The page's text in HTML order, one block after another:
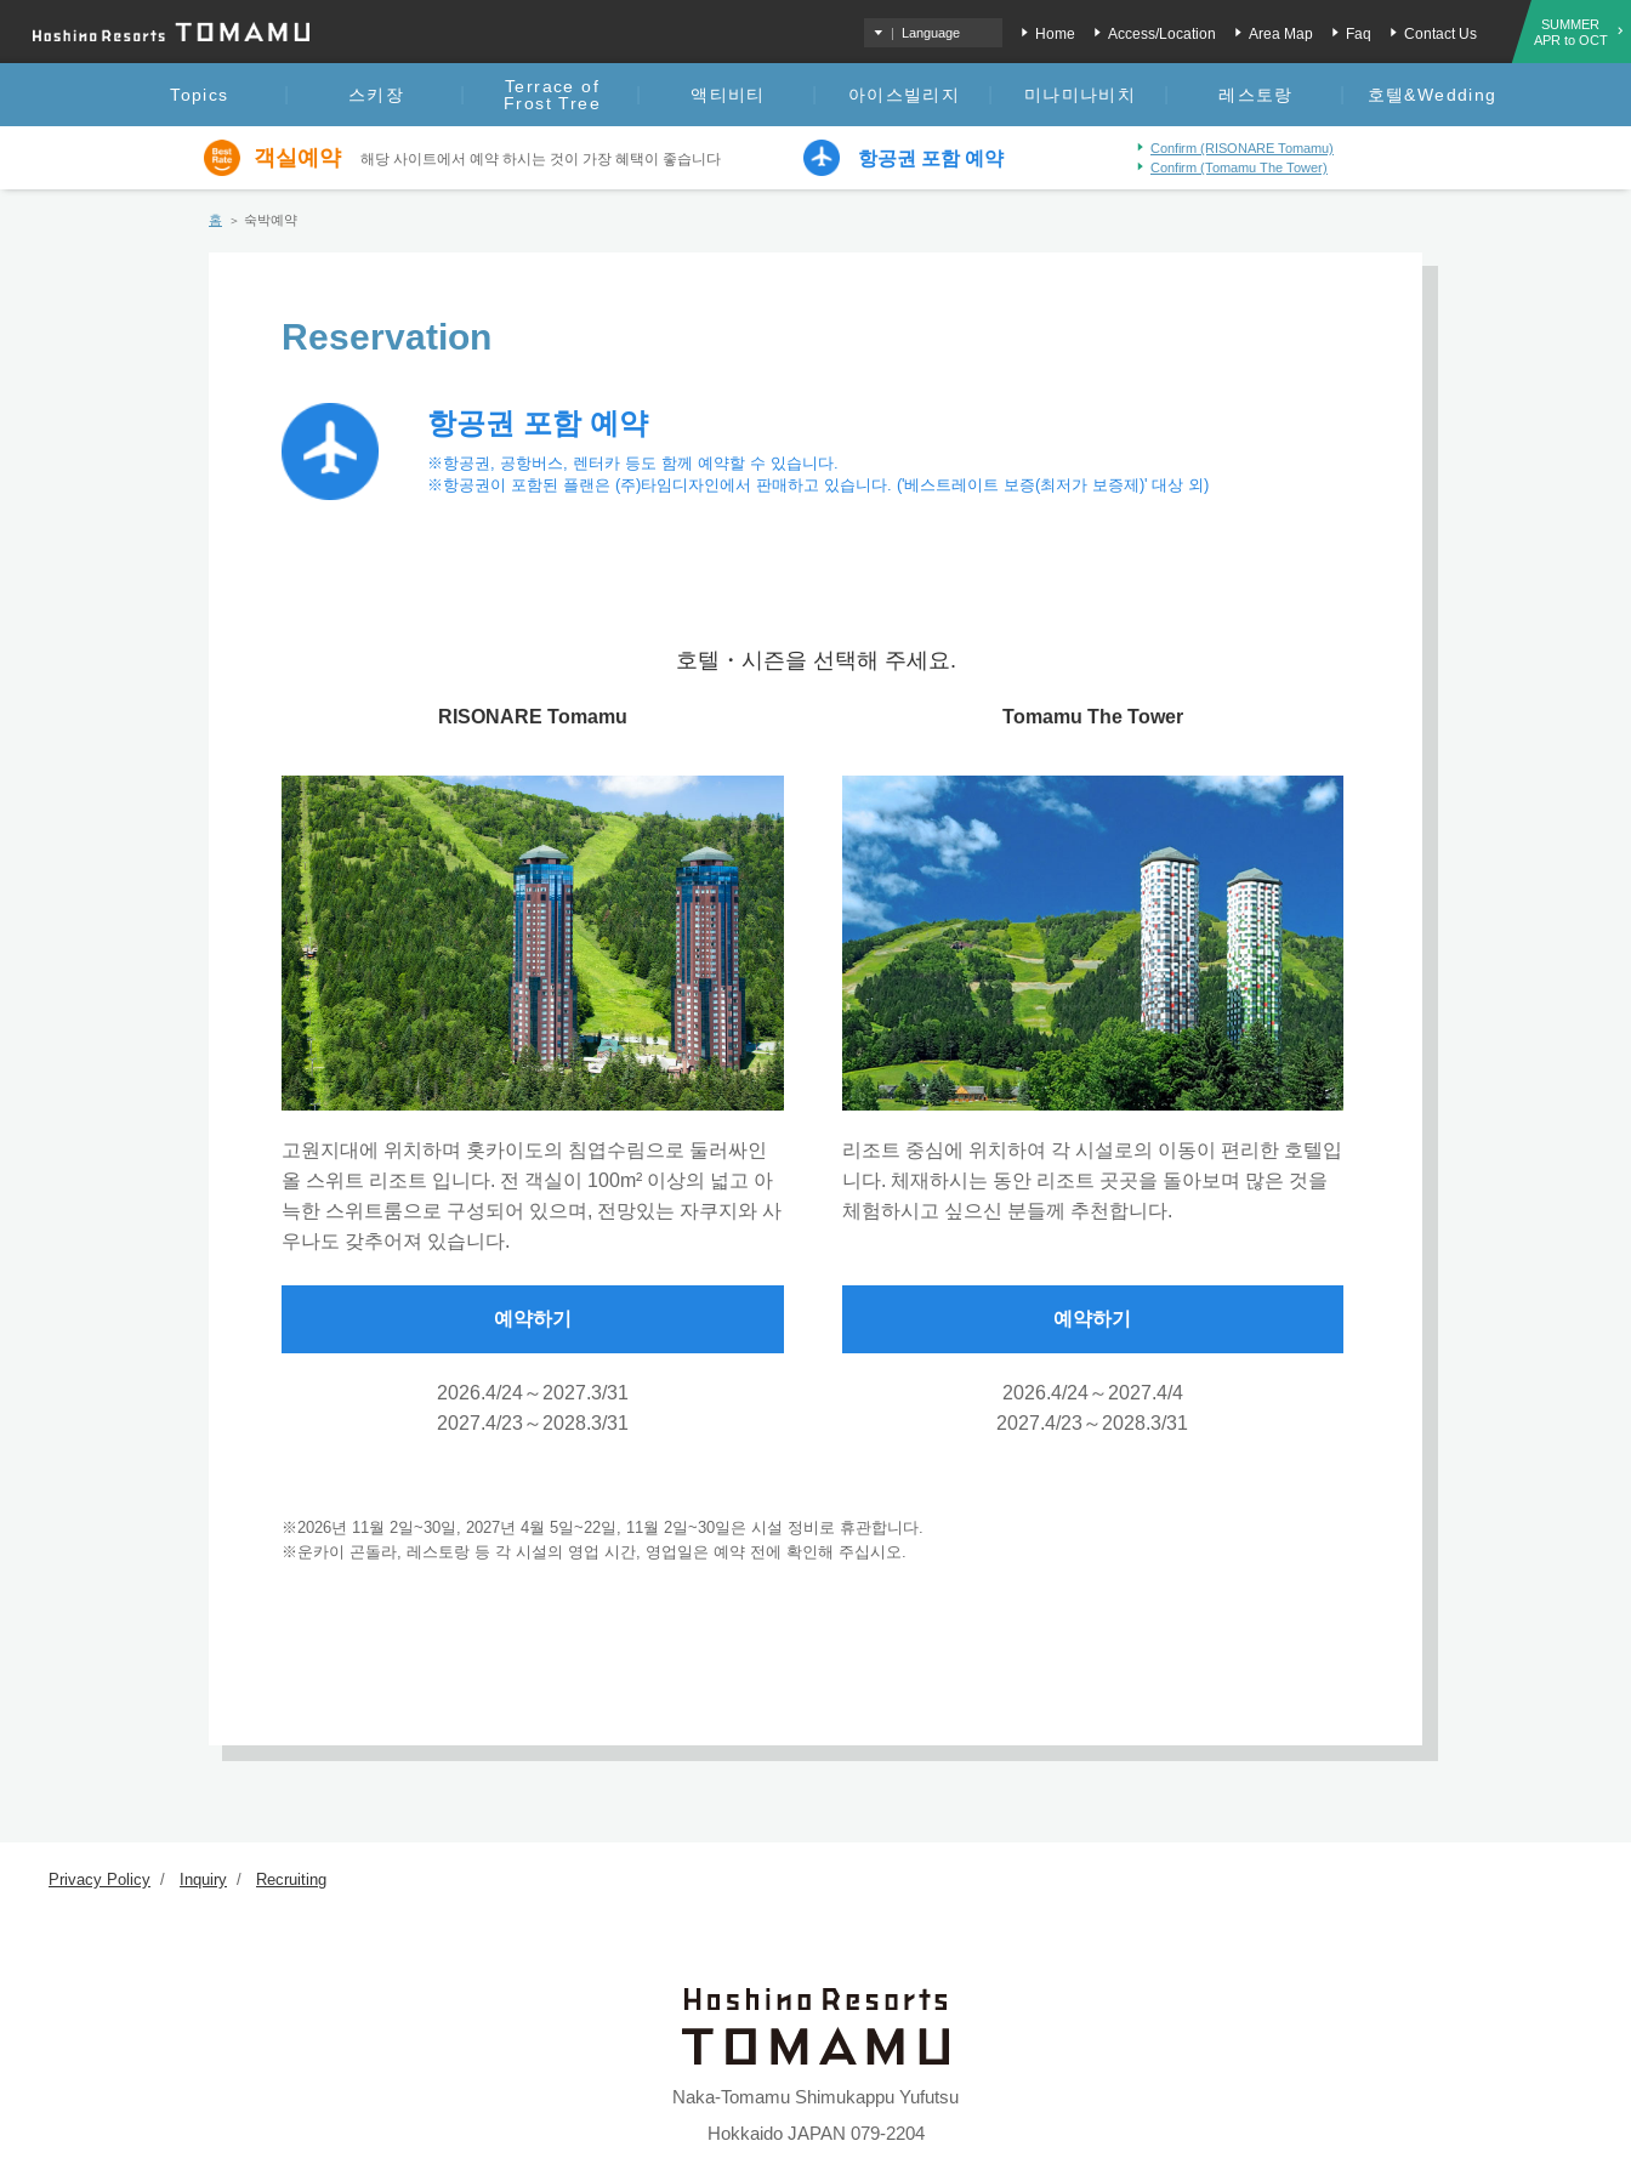
SUMMER
APR to OCT
| Language Home Access/Location Area Map Faq Contact Us
Topics 스키장
Terrace of
Frost Tree
액티비티 아이스빌리지 미나미나비치 레스토랑 호텔&Wedding
객실예약 해당 사이트에서 예약 하시는 것이 가장 혜택이 좋습니다 항공권 포함 예약
Confirm (RISONARE Tomamu)
Confirm (Tomamu The Tower)
홈 숙박예약
Reservation
항공권 포함 예약
※항공권, 공항버스, 렌터카 등도 함께 예약할 수 있습니다.
※항공권이 포함된 플랜은 (주)타임디자인에서 판매하고 있습니다. ('베스트레이트 보증(최저가 보증제)' 대상 외)
호텔・시즌을 선택해 주세요.
RISONARE Tomamu
고원지대에 위치하며 홋카이도의 침엽수림으로 둘러싸인
올 스위트 리조트 입니다. 전 객실이 100m² 이상의 넓고 아
늑한 스위트룸으로 구성되어 있으며, 전망있는 자쿠지와 사
우나도 갖추어져 있습니다.
예약하기
2026.4/24～2027.3/31
2027.4/23～2028.3/31
Tomamu The Tower
리조트 중심에 위치하여 각 시설로의 이동이 편리한 호텔입
니다. 체재하시는 동안 리조트 곳곳을 돌아보며 많은 것을
체험하시고 싶으신 분들께 추천합니다.
예약하기
2026.4/24～2027.4/4
2027.4/23～2028.3/31
※2026년 11월 2일~30일, 2027년 4월 5일~22일, 11월 2일~30일은 시설 정비로 휴관합니다.
※운카이 곤돌라, 레스토랑 등 각 시설의 영업 시간, 영업일은 예약 전에 확인해 주십시오.
Privacy Policy Inquiry Recruiting
Naka-Tomamu Shimukappu Yufutsu
Hokkaido JAPAN 079-2204